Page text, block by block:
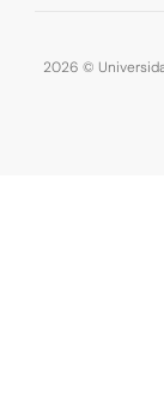
2026 ©